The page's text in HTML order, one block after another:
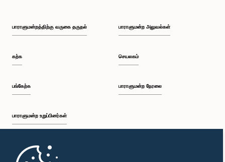
பாராளுமன்றத்திற்கு வருகை தருதல்
கற்க
பங்கேற்க
பாராளுமன்ற உறுப்பினர்கள்
முதற்பக்கம்
பாராளுமன்ற அலுவல்கள்
செயலகம்
பாராளுமன்ற நேரலை